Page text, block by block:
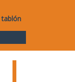
tablón